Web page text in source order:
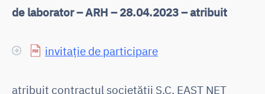
de laborator – ARH – 28.04.2023 – atribuit
invitație de participare
atribuit contractul societății S.C. EAST NET